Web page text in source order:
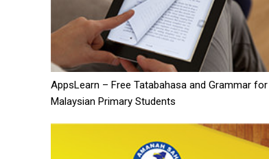
AppsLearn – Free Tatabahasa and Grammar for
Malaysian Primary Students